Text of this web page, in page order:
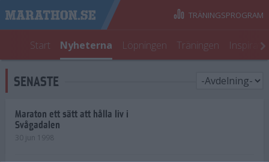
Start Nyheterna Löpningen Träningen
TRÄNINGSPROGRAM
SENASTE
Maraton ett sätt att hålla liv i
Svågadalen
30 jun 1998